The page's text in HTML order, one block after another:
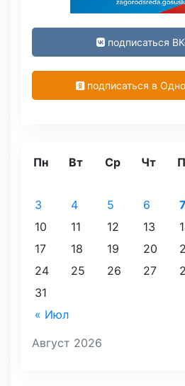
подписаться
подписаться в
Август 2026
Пн Вт Ср Чт
« Июл
3
4 5 6 7
10
11 12 13
17
18 19 20
24
25 26 27
31